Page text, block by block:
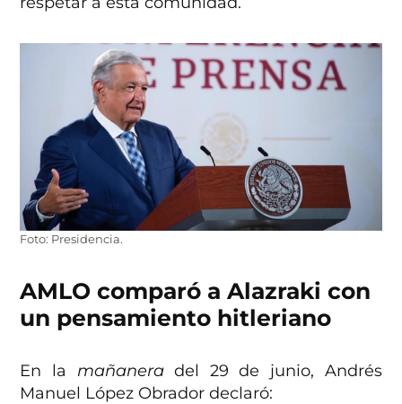
Foto: Presidencia.
AMLO comparó a Alazraki con
un pensamiento hitleriano
En la mañaneradel 29 de junio, Andrés
Manuel López Obrador declaró: